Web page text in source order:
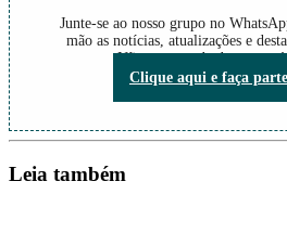
Junte-se ao nosso grupo no
mão as notícias, atualizações e
Não perca nada do que
Clique aqui e faça
Leia também